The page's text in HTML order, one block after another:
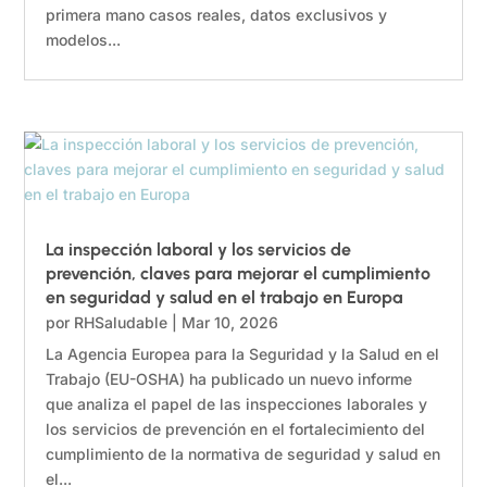
primera mano casos reales, datos exclusivos y
modelos...
La inspección laboral y los servicios de
prevención, claves para mejorar el cumplimiento
en seguridad y salud en el trabajo en Europa
por RHSaludable
Mar 10, 2026
La Agencia Europea para la Seguridad y la Salud en el
Trabajo (EU-OSHA) ha publicado un nuevo informe
que analiza el papel de las inspecciones laborales y
los servicios de prevención en el fortalecimiento del
cumplimiento de la normativa de seguridad y salud en
el...